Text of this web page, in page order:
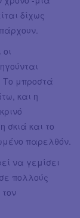
δίχως
Το μπροστά
και η
σκιά και το
παρελθόν.
να γεμίσει
πολλούς